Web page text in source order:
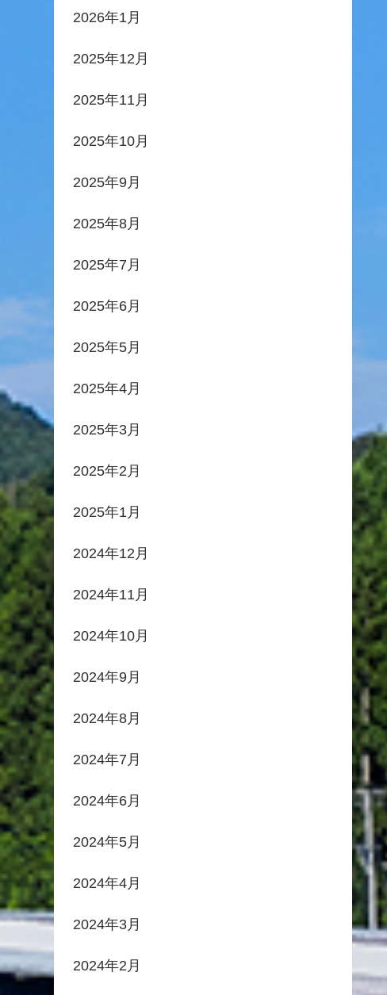
2026年1月
2025年12月
2025年11月
2025年10月
2025年9月
2025年8月
2025年7月
2025年6月
2025年5月
2025年4月
2025年3月
2025年2月
2025年1月
2024年12月
2024年11月
2024年10月
2024年9月
2024年8月
2024年7月
2024年6月
2024年5月
2024年4月
2024年3月
2024年2月